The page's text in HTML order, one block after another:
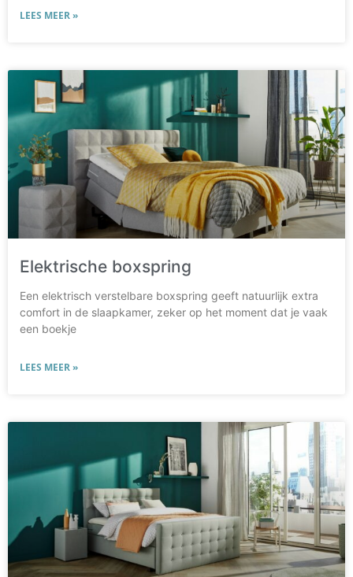
LEES MEER »
Elektrische boxspring
Een elektrisch verstelbare boxspring geeft natuurlijk extra
comfort in de slaapkamer, zeker op het moment dat je vaak
een boekje
LEES MEER »